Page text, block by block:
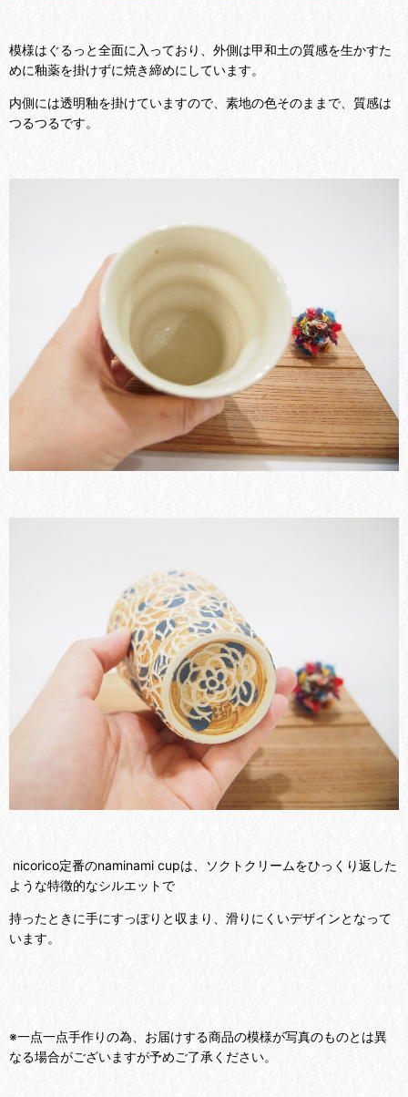
模様はぐるっと全面に入っており、外側は甲和土の質感を生かすた
めに釉薬を掛けずに焼き締めにしています。
内側には透明釉を掛けていますので、素地の色そのままで、質感は
つるつるです。
nicorico定番のnaminami cupは、ソクトクリームをひっくり返した
ような特徴的なシルエットで
持ったときに手にすっぽりと収まり、滑りにくいデザインとなって
います。
※一点一点手作りの為、お届けする商品の模様が写真のものとは異
なる場合がございますが予めご了承ください。